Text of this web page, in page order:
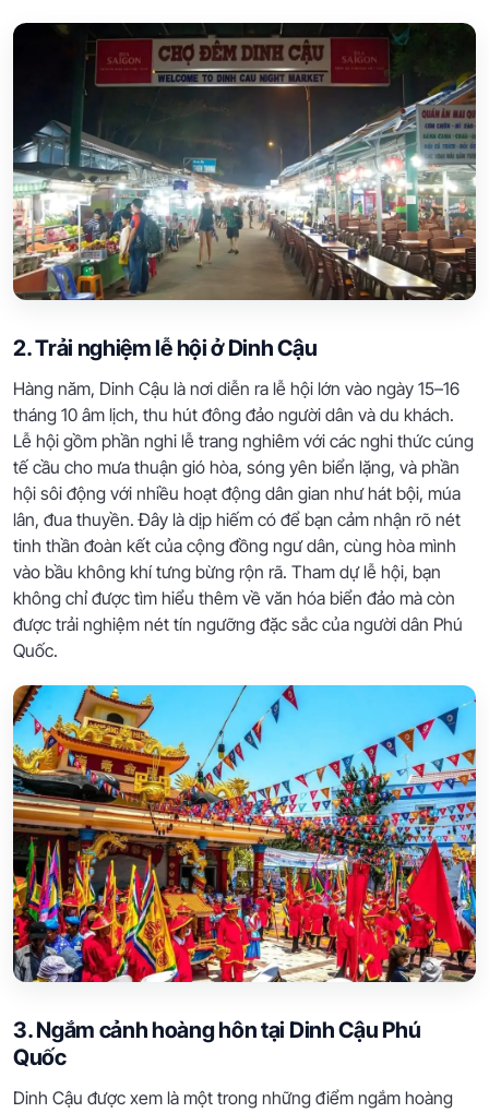
2. Trải nghiệm lễ hội ở Dinh Cậu
Hàng năm, Dinh Cậu là nơi diễn ra lễ hội lớn vào ngày 15–16
tháng 10 âm lịch, thu hút đông đảo người dân và du khách.
Lễ hội gồm phần nghi lễ trang nghiêm với các nghi thức cúng
tế cầu cho mưa thuận gió hòa, sóng yên biển lặng, và phần
hội sôi động với nhiều hoạt động dân gian như hát bội, múa
lân, đua thuyền. Đây là dịp hiếm có để bạn cảm nhận rõ nét
tinh thần đoàn kết của cộng đồng ngư dân, cùng hòa mình
vào bầu không khí tưng bừng rộn rã. Tham dự lễ hội, bạn
không chỉ được tìm hiểu thêm về văn hóa biển đảo mà còn
được trải nghiệm nét tín ngưỡng đặc sắc của người dân Phú
Quốc.
3. Ngắm cảnh hoàng hôn tại Dinh Cậu Phú
Quốc
Dinh Cậu được xem là một trong những điểm ngắm hoàng